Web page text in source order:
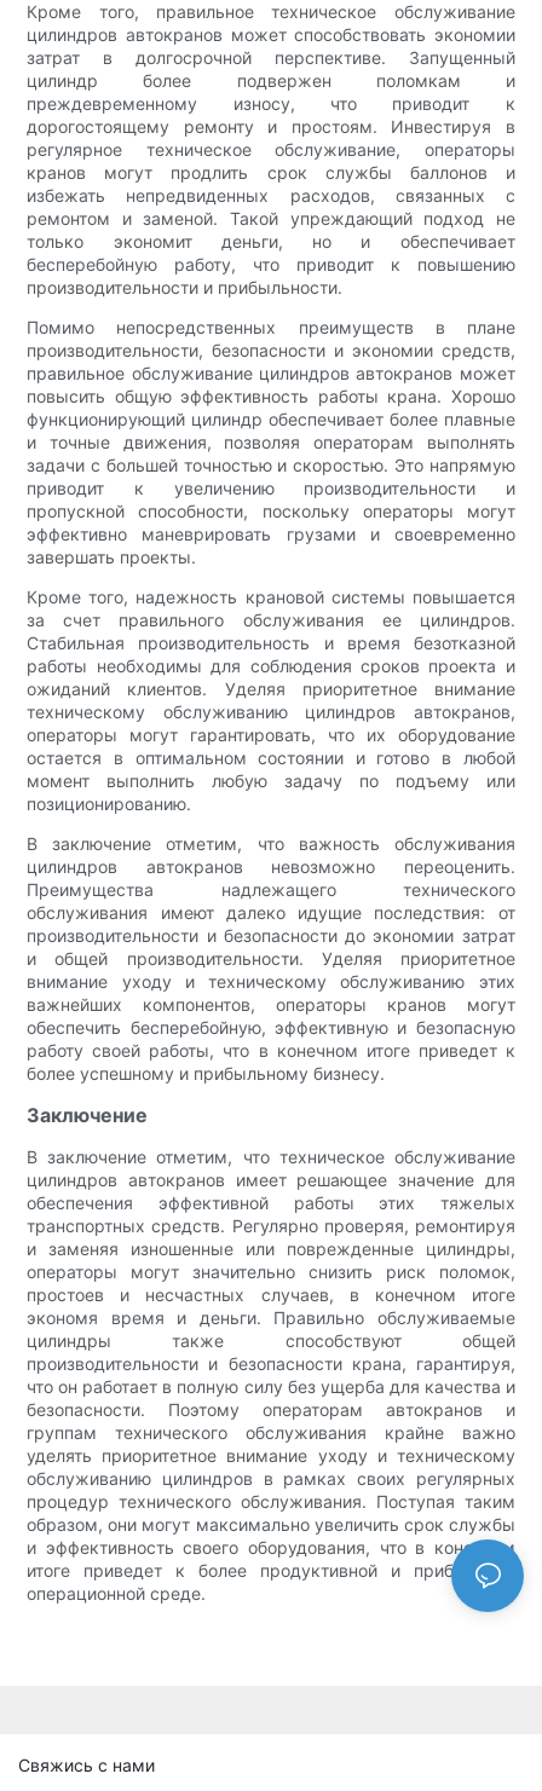
Кроме того, правильное техническое обслуживание
цилиндров автокранов может способствовать экономии
затрат в долгосрочной перспективе. Запущенный
цилиндр более подвержен поломкам и
преждевременному износу, что приводит к
дорогостоящему ремонту и простоям. Инвестируя в
регулярное техническое обслуживание, операторы
кранов могут продлить срок службы баллонов и
избежать непредвиденных расходов, связанных с
ремонтом и заменой. Такой упреждающий подход не
только экономит деньги, но и обеспечивает
бесперебойную работу, что приводит к повышению
производительности и прибыльности.
Помимо непосредственных преимуществ в плане
производительности, безопасности и экономии средств,
правильное обслуживание цилиндров автокранов может
повысить общую эффективность работы крана. Хорошо
функционирующий цилиндр обеспечивает более плавные
и точные движения, позволяя операторам выполнять
задачи с большей точностью и скоростью. Это напрямую
приводит к увеличению производительности и
пропускной способности, поскольку операторы могут
эффективно маневрировать грузами и своевременно
завершать проекты.
Кроме того, надежность крановой системы повышается
за счет правильного обслуживания ее цилиндров.
Стабильная производительность и время безотказной
работы необходимы для соблюдения сроков проекта и
ожиданий клиентов. Уделяя приоритетное внимание
техническому обслуживанию цилиндров автокранов,
операторы могут гарантировать, что их оборудование
остается в оптимальном состоянии и готово в любой
момент выполнить любую задачу по подъему или
позиционированию.
В заключение отметим, что важность обслуживания
цилиндров автокранов невозможно переоценить.
Преимущества надлежащего технического
обслуживания имеют далеко идущие последствия: от
производительности и безопасности до экономии затрат
и общей производительности. Уделяя приоритетное
внимание уходу и техническому обслуживанию этих
важнейших компонентов, операторы кранов могут
обеспечить бесперебойную, эффективную и безопасную
работу своей работы, что в конечном итоге приведет к
более успешному и прибыльному бизнесу.
Заключение
В заключение отметим, что техническое обслуживание
цилиндров автокранов имеет решающее значение для
обеспечения эффективной работы этих тяжелых
транспортных средств. Регулярно проверяя, ремонтируя
и заменяя изношенные или поврежденные цилиндры,
операторы могут значительно снизить риск поломок,
простоев и несчастных случаев, в конечном итоге
экономя время и деньги. Правильно обслуживаемые
цилиндры также способствуют общей
производительности и безопасности крана, гарантируя,
что он работает в полную силу без ущерба для качества и
безопасности. Поэтому операторам автокранов и
группам технического обслуживания крайне важно
уделять приоритетное внимание уходу и техническому
обслуживанию цилиндров в рамках своих регулярных
процедур технического обслуживания. Поступая таким
образом, они могут максимально увеличить срок службы
и эффективность своего оборудования, что в конечном
итоге приведет к более продуктивной и прибыльной
операционной среде.
Свяжись с нами